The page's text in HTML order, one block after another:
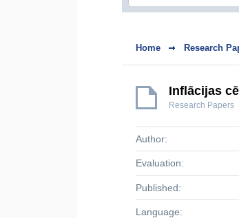
Home Research
Inflācijas
Research Papers
Author:
Evaluation:
Published:
Language: